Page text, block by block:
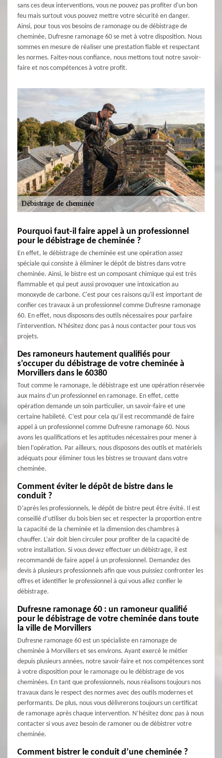
sans ces deux interventions, vous ne pouvez pas profiter d'un bon
feu mais surtout vous pouvez mettre votre sécurité en danger.
Ainsi, pour tous vos besoins de ramonage ou de débistrage de
cheminée, Dufresne ramonage 60 se met à votre disposition. Nous
sommes en mesure de réaliser une prestation fiable et respectant
les normes. Faites-nous confiance, nous mettons tout notre savoir-
faire et nos compétences à votre profit.
Pourquoi faut-il faire appel à un professionnel
pour le débistrage de cheminée ?
En effet, le débistrage de cheminée est une opération assez
spéciale qui consiste à éliminer le dépôt de bistres dans votre
cheminée. Ainsi, le bistre est un composant chimique qui est très
flammable et qui peut aussi provoquer une intoxication au
monoxyde de carbone. C'est pour ces raisons qu'il est important de
confier ces travaux à un professionnel comme Dufresne ramonage
60. En effet, nous disposons des outils nécessaires pour parfaire
l'intervention. N'hésitez donc pas à nous contacter pour tous vos
projets.
Des ramoneurs hautement qualifiés pour
s’occuper du débistrage de votre cheminée à
Morvillers dans le 60380
Tout comme le ramonage, le débistrage est une opération réservée
aux mains d’un professionnel en ramonage. En effet, cette
opération demande un soin particulier, un savoir-faire et une
certaine habileté. C’est pour cela qu’il est recommandé de faire
appel à un professionnel comme Dufresne ramonage 60. Nous
avons les qualifications et les aptitudes nécessaires pour mener à
bien l’opération. Par ailleurs, nous disposons des outils et matériels
adéquats pour éliminer tous les bistres se trouvant dans votre
cheminée.
Comment éviter le dépôt de bistre dans le
conduit ?
D’après les professionnels, le dépôt de bistre peut être évité. Il est
conseillé d’utiliser du bois bien sec et respecter la proportion entre
la capacité de la cheminée et la dimension des chambres à
chauffer. L’air doit bien circuler pour profiter de la capacité de
votre installation. Si vous devez effectuer un débistrage, il est
recommandé de faire appel à un professionnel. Demandez des
devis à plusieurs professionnels afin que vous puissiez confronter les
offres et identifier le professionnel à qui vous allez confier le
débistrage.
Dufresne ramonage 60 : un ramoneur qualifié
pour le débistrage de votre cheminée dans toute
la ville de Morvillers
Dufresne ramonage 60 est un spécialiste en ramonage de
cheminée à Morvillers et ses environs. Ayant exercé le métier
depuis plusieurs années, notre savoir-faire et nos compétences sont
à votre disposition pour le ramonage ou le débistrage de vos
cheminées. En tant que professionnels, nous réalisons toujours nos
travaux dans le respect des normes avec des outils modernes et
performants. De plus, nous vous délivrerons toujours un certificat
de ramonage après chaque intervention. N’hésitez donc pas à nous
contacter si vous avez besoin de ramoner ou de débistrer votre
cheminée.
Comment bistrer le conduit d’une cheminée ?